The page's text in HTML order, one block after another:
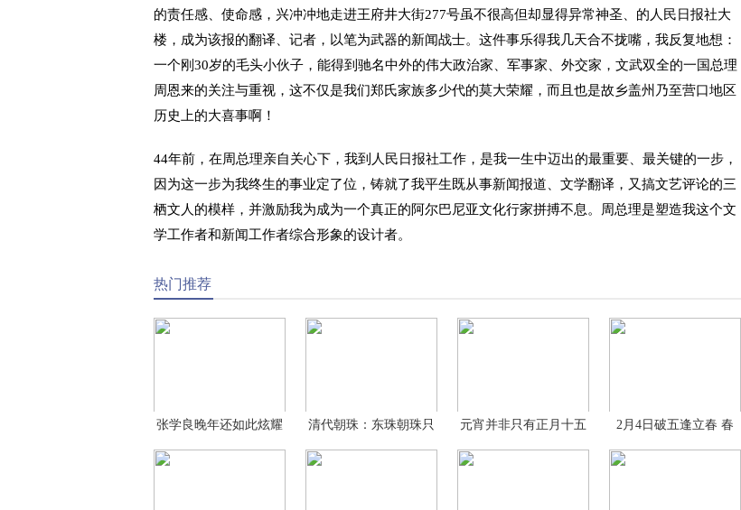
的责任感、使命感，兴冲冲地走进王府井大街277号虽不很高但却显得异常神圣、的人民日报社大
楼，成为该报的翻译、记者，以笔为武器的新闻战士。这件事乐得我几天合不拢嘴，我反复地想：
一个刚30岁的毛头小伙子，能得到驰名中外的伟大政治家、军事家、外交家，文武双全的一国总理
周恩来的关注与重视，这不仅是我们郑氏家族多少代的莫大荣耀，而且也是故乡盖州乃至营口地区
历史上的大喜事啊！
44年前，在周总理亲自关心下，我到人民日报社工作，是我一生中迈出的最重要、最关键的一步，
因为这一步为我终生的事业定了位，铸就了我平生既从事新闻报道、文学翻译，又搞文艺评论的三
栖文人的模样，并激励我为成为一个真正的阿尔巴尼亚文化行家拼搏不息。周总理是塑造我这个文
学工作者和新闻工作者综合形象的设计者。
热门推荐
张学良晚年还如此炫耀
女
清代朝珠：东珠朝珠只
有皇
元宵并非只有正月十五
吃
2月4日破五逢立春 春
卷